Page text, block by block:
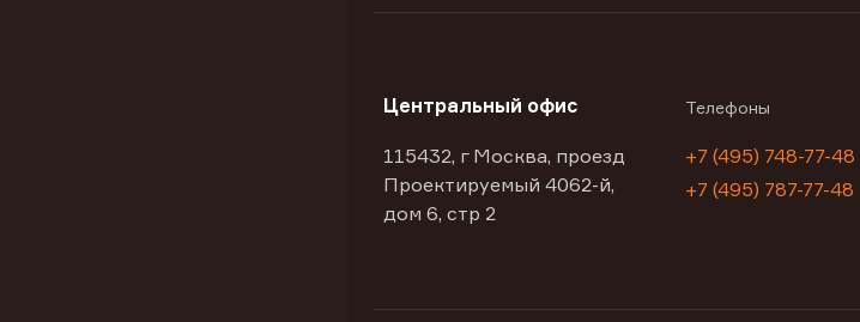
Центральный офис
115432, г Москва, проезд
Проектируемый 4062-й,
дом 6, стр 2
Телефоны
+7 (495) 748-77-48
+7 (495) 787-77-48